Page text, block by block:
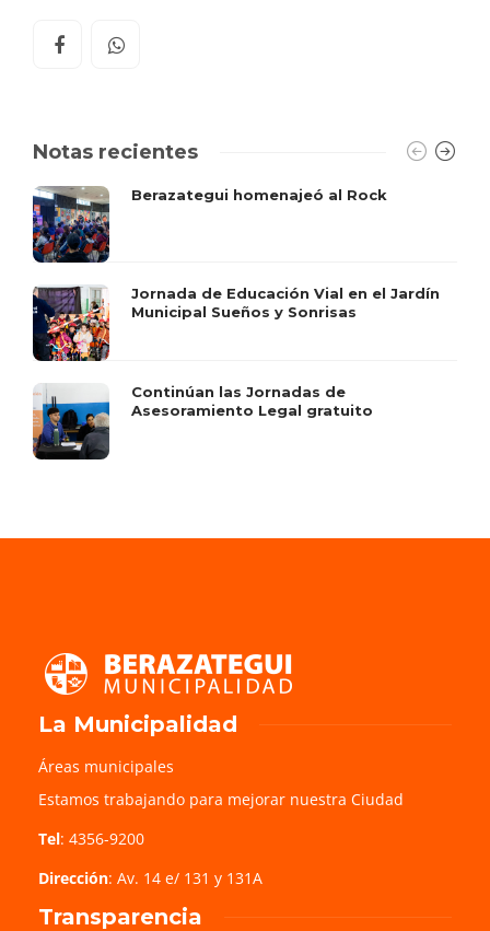
Notas recientes
Berazategui homenajeó al Rock
Jornada de Educación Vial en el Jardín
Municipal Sueños y Sonrisas
Continúan las Jornadas de
Asesoramiento Legal gratuito
La Municipalidad
Áreas municipales
Estamos trabajando para mejorar nuestra Ciudad
Tel: 4356-9200
Dirección: Av. 14 e/ 131 y 131A
Transparencia